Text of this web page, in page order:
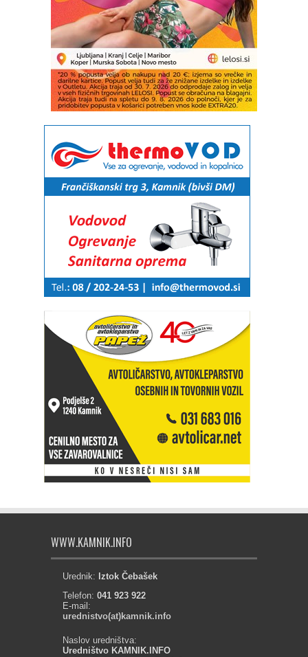
WWW.KAMNIK.INFO
Urednik: Iztok Čebašek
Telefon: 041 923 922
E-mail:
urednistvo(at)kamnik.info
Naslov uredništva:
Uredništvo KAMNIK.INFO